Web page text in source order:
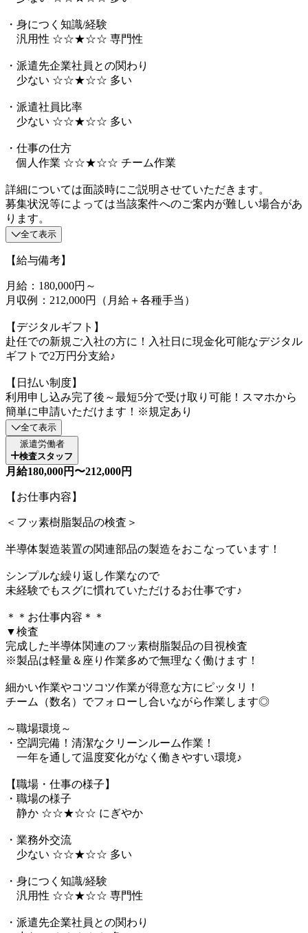
・身につく知識/経験
汎用性 ☆☆★☆☆ 専門性
・派遣先企業社員との関わり
少ない ☆☆★☆☆ 多い
・派遣社員比率
少ない ☆☆★☆☆ 多い
・仕事の仕方
個人作業 ☆☆★☆☆ チーム作業
詳細については面談時にご説明させていただきます。
募集状況等によっては当該案件へのご案内が難しい場合があ
ります。
全て表示
【給与備考】
月給：180,000円～
月収例：212,000円（月給＋各種手当）
【デジタルギフト】
赴任での新規ご入社の方に！入社日に現金化可能なデジタル
ギフトで2万円分支給♪
【日払い制度】
利用申し込み完了後～最短5分で受け取り可能！スマホから
簡単に申請いただけます！※規定あり
全て表示
派遣労働者
検査スタッフ
月給180,000円〜212,000円
【お仕事内容】
＜フッ素樹脂製品の検査＞
半導体製造装置の関連部品の製造をおこなっています！
シンプルな繰り返し作業なので
未経験でもスグに慣れていただけるお仕事です♪
＊＊お仕事内容＊＊
▼検査
完成した半導体関連のフッ素樹脂製品の目視検査
※製品は軽量＆座り作業多めで無理なく働けます！
細かい作業やコツコツ作業が得意な方にピッタリ！
チーム（数名）でフォローし合いながら作業します◎
～職場環境～
・空調完備！清潔なクリーンルーム作業！
一年を通して温度変化がなく働きやすい環境♪
【職場・仕事の様子】
・職場の様子
静か ☆☆★☆☆ にぎやか
・業務外交流
少ない ☆☆★☆☆ 多い
・身につく知識/経験
汎用性 ☆☆★☆☆ 専門性
・派遣先企業社員との関わり